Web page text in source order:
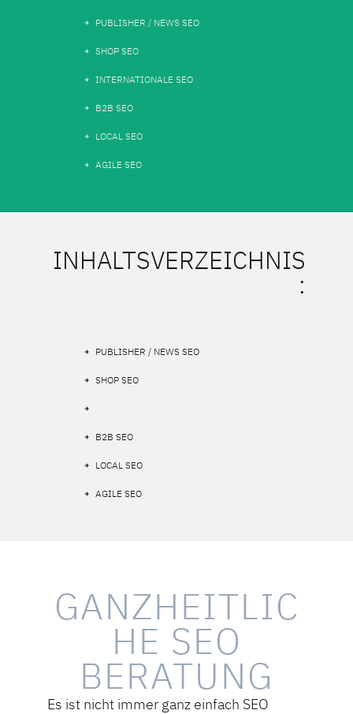
PUBLISHER / NEWS SEO
SHOP SEO
INTERNATIONALE SEO
B2B SEO
LOCAL SEO
AGILE SEO
INHALTSVERZEICHNIS
:
PUBLISHER / NEWS SEO
SHOP SEO
B2B SEO
LOCAL SEO
AGILE SEO
GANZHEITLIC
HE SEO
BERATUNG
Es ist nicht immer ganz einfach SEO